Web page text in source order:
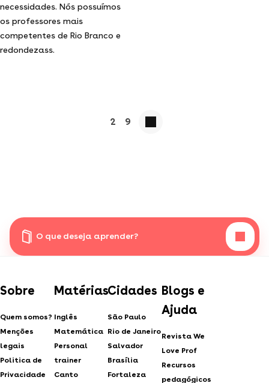
necessidades. Nós possuímos
os professores mais
competentes de Rio Branco e
redondezass.
2 9
O que deseja aprender?
Sobre
Quem somos?
Menções
legais
Politica de
Privacidade
Matérias
Inglês
Matemática
Personal
trainer
Canto
Cidades
São Paulo
Rio de Janeiro
Salvador
Brasília
Fortaleza
Blogs e
Ajuda
Revista We
Love Prof
Recursos
pedagógicos